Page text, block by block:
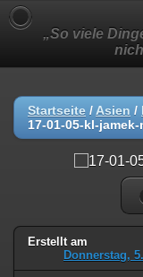
„So viele
Startseite / Asien /
17-01-05-kl-
Erstellt am
Donnerstag,